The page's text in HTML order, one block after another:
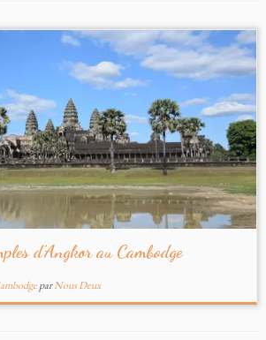
d’Angkor au Cambodge
parNous Deux